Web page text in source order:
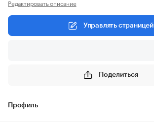
Редактировать описание
Управлять страницей
Поделиться
Профиль